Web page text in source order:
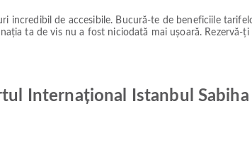
incredibil de accesibile. Bucură-te de beneficiile
ta de vis nu a fost niciodată mai ușoară. Rezervă-
Internațional Istanbul Sabiha